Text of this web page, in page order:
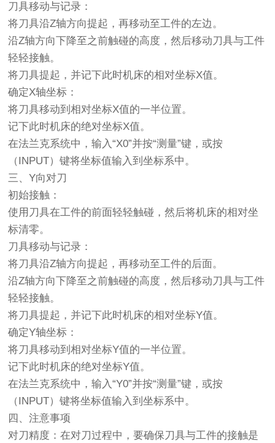
刀具移动与记录：
将刀具沿Z轴方向提起，再移动至工件的左边。
沿Z轴方向下降至之前触碰的高度，然后移动刀具与工件
轻轻接触。
将刀具提起，并记下此时机床的相对坐标X值。
确定X轴坐标：
将刀具移动到相对坐标X值的一半位置。
记下此时机床的绝对坐标X值。
在法兰克系统中，输入“X0”并按“测量”键，或按
（INPUT）键将坐标值输入到坐标系中。
三、Y向对刀
初始接触：
使用刀具在工件的前面轻轻触碰，然后将机床的相对坐
标清零。
刀具移动与记录：
将刀具沿Z轴方向提起，再移动至工件的后面。
沿Z轴方向下降至之前触碰的高度，然后移动刀具与工件
轻轻接触。
将刀具提起，并记下此时机床的相对坐标Y值。
确定Y轴坐标：
将刀具移动到相对坐标Y值的一半位置。
记下此时机床的绝对坐标Y值。
在法兰克系统中，输入“Y0”并按“测量”键，或按
（INPUT）键将坐标值输入到坐标系中。
四、注意事项
对刀精度：在对刀过程中，要确保刀具与工件的接触是